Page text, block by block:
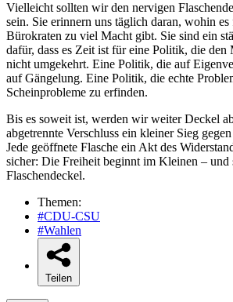
Vielleicht sollten wir den nervigen
sein. Sie erinnern uns täglich daran, wohin
Bürokraten zu viel Macht gibt. Sie sind ein
dafür, dass es Zeit ist für eine Politik, die den
nicht umgekehrt. Eine Politik, die auf
auf Gängelung. Eine Politik, die echte
Scheinprobleme zu erfinden.
Bis es soweit ist, werden wir weiter Deckel
abgetrennte Verschluss ein kleiner Sieg
Jede geöffnete Flasche ein Akt des
sicher: Die Freiheit beginnt im Kleinen – und
Flaschendeckel.
Themen:
#CDU-CSU
#Wahlen
Teilen